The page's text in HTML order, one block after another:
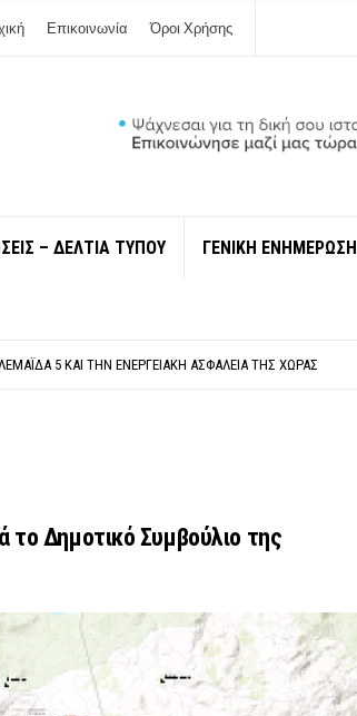
Επικοινωνία Όροι Χρήσης
– ΔΕΛΤΙΑ ΤΥΠΟΥ ΓΕΝΙΚΗ ΕΝΗΜΕΡΩΣΗ
5 ΚΑΙ ΤΗΝ ΕΝΕΡΓΕΙΑΚΉ ΑΣΦΆΛΕΙΑ ΤΗΣ ΧΏΡΑΣ
το Δημοτικό Συμβούλιο της